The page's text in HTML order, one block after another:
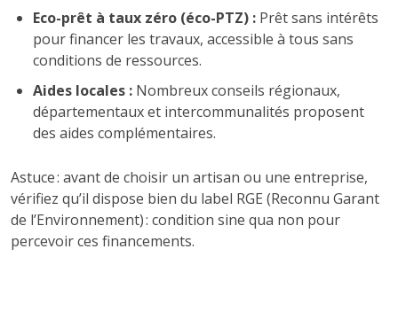
Eco-prêt à taux zéro (éco-PTZ) : Prêt sans intérêts
pour financer les travaux, accessible à tous sans
conditions de ressources.
Aides locales : Nombreux conseils régionaux,
départementaux et intercommunalités proposent
des aides complémentaires.
Astuce : avant de choisir un artisan ou une entreprise,
vérifiez qu’il dispose bien du label RGE (Reconnu Garant
de l’Environnement) : condition sine qua non pour
percevoir ces financements.